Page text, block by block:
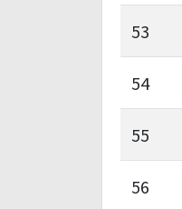
53
54
55
56